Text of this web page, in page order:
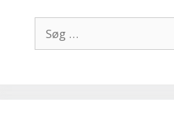
efter: